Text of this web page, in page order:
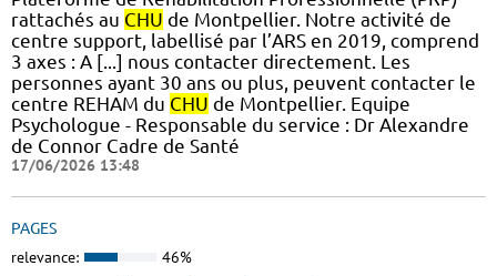
rattachés au CHU de Montpellier. Notre activité de
centre support, labellisé par l’ARS en 2019, comprend
3 axes : A [...] nous contacter directement. Les
personnes ayant 30 ans ou plus, peuvent contacter le
centre REHAM du CHU de Montpellier. Equipe
Psychologue - Responsable du service : Dr Alexandre
de Connor Cadre de Santé
17/06/2026 13:48
PAGES
relevance: 46%